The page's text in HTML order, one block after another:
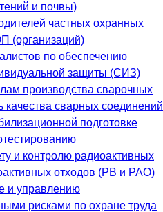
и почвы)
частных охранных
(организаций)
по обеспечению
защиты (СИЗ)
производства сварочных
качества сварных соединений
подготовке
и контролю радиоактивных
отходов (РВ и РАО)
и управлению
рисками по охране труда